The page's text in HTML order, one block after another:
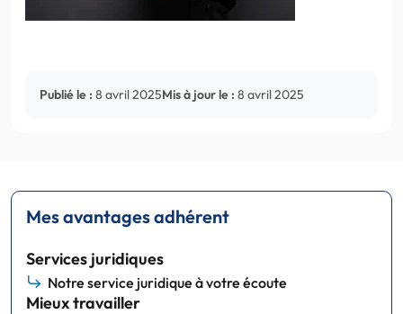
Publié le : 8 avril 2025Mis à jour le : 8 avril 2025
Mes avantages adhérent
Services juridiques
Notre service juridique à votre écoute
Mieux travailler